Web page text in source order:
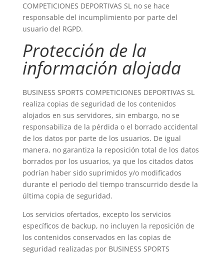
COMPETICIONES DEPORTIVAS SL no se hace
responsable del incumplimiento por parte del
usuario del RGPD.
Protección de la
información alojada
BUSINESS SPORTS COMPETICIONES DEPORTIVAS SL
realiza copias de seguridad de los contenidos
alojados en sus servidores, sin embargo, no se
responsabiliza de la pérdida o el borrado accidental
de los datos por parte de los usuarios. De igual
manera, no garantiza la reposición total de los datos
borrados por los usuarios, ya que los citados datos
podrían haber sido suprimidos y/o modificados
durante el periodo del tiempo transcurrido desde la
última copia de seguridad.
Los servicios ofertados, excepto los servicios
específicos de backup, no incluyen la reposición de
los contenidos conservados en las copias de
seguridad realizadas por BUSINESS SPORTS